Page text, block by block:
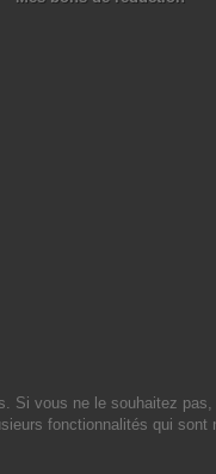
Si vous ne le souhaitez
fonctionnalités qui